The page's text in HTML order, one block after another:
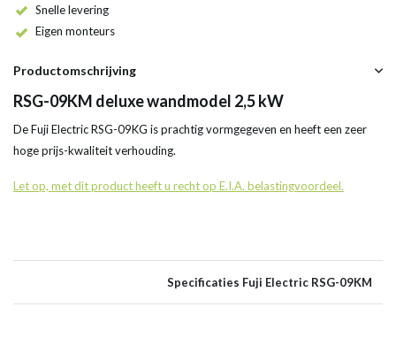
Snelle levering
Eigen monteurs
Productomschrijving
RSG-09KM deluxe wandmodel 2,5 kW
De Fuji Electric RSG-09KG is prachtig vormgegeven en heeft een zeer
hoge prijs-kwaliteit verhouding.
Let op, met dit product heeft u recht op E.I.A. belastingvoordeel.
Specificaties Fuji Electric RSG-09KM